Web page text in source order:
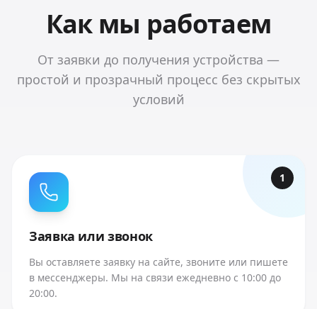
Как мы работаем
От заявки до получения устройства —
простой и прозрачный процесс без скрытых
условий
1
Заявка или звонок
Вы оставляете заявку на сайте, звоните или пишете
в мессенджеры. Мы на связи ежедневно с 10:00 до
20:00.